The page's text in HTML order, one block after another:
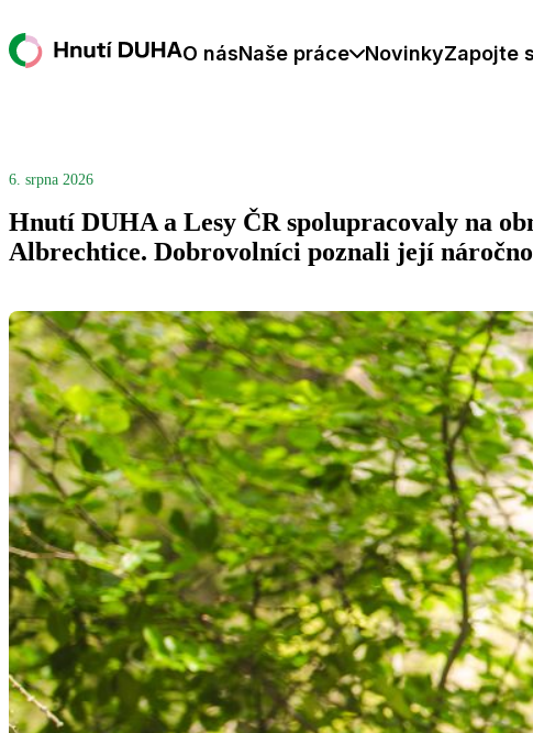
O násNaše práce NovinkyZapojte
6. srpna 2026
Hnutí DUHA a Lesy ČR spolupracovaly na
Albrechtice. Dobrovolníci poznali její